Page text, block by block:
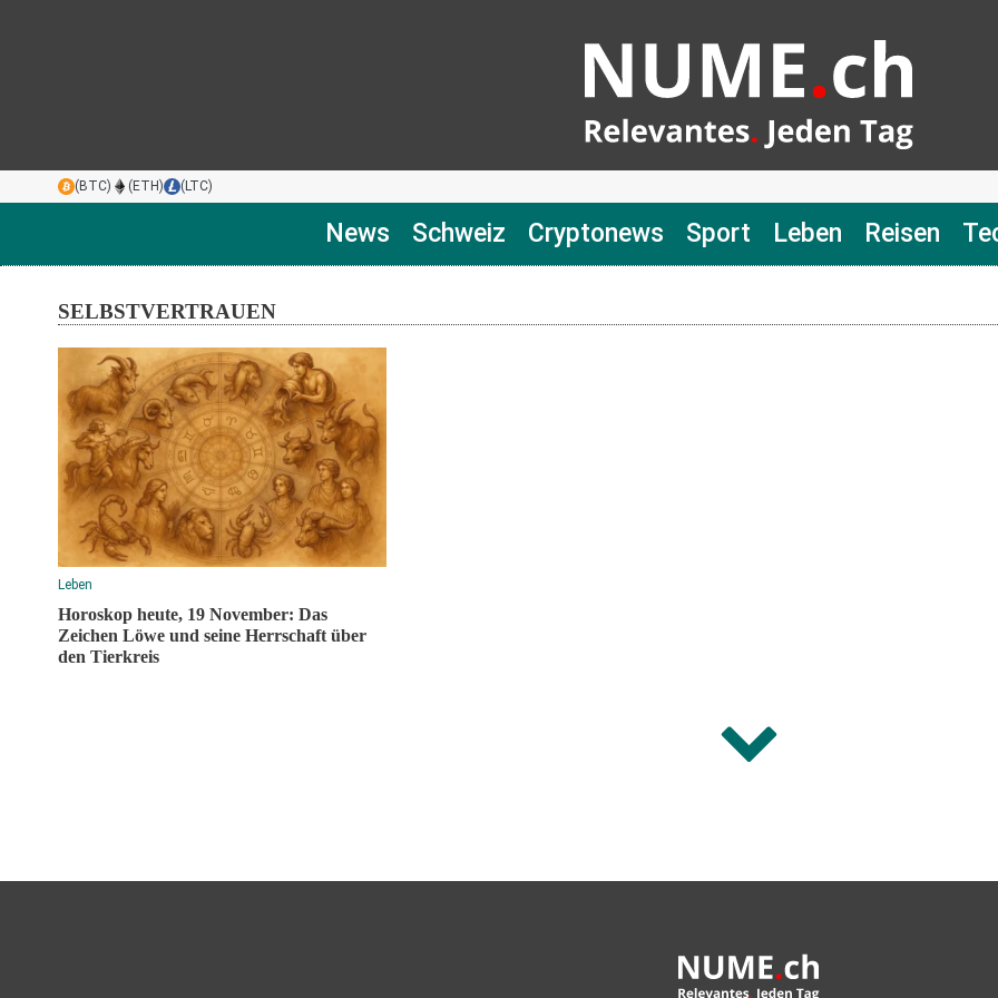
(BTC) (ETH) (LTC)
News Schweiz Cryptonews Sport Leben Reisen
SELBSTVERTRAUEN
Leben
Horoskop heute, 19 November: Das
Zeichen Löwe und seine Herrschaft über
den Tierkreis